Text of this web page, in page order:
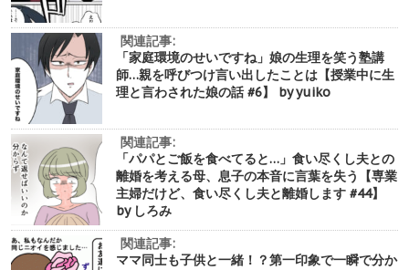
関連記事:
「家庭環境のせいですね」娘の生理を笑う塾講
師…親を呼びつけ言い出したことは【授業中に生
理と言わされた娘の話 #6】 by yuiko
関連記事:
「パパとご飯を食べてると…」食い尽くし夫との
離婚を考える母、息子の本音に言葉を失う【専業
主婦だけど、食い尽くし夫と離婚します #44】
by しろみ
関連記事:
ママ同士も子供と一緒！？第一印象で一瞬で分か